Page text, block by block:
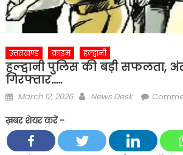
उत्तराखण्ड क्राइम हल्द्वानी
हल्द्वानी पुलिस की बड़ी सफलता,
गिरफ्तार……
Posted
March 12, 2026 Author
News Desk
ख़बर शेयर करें -